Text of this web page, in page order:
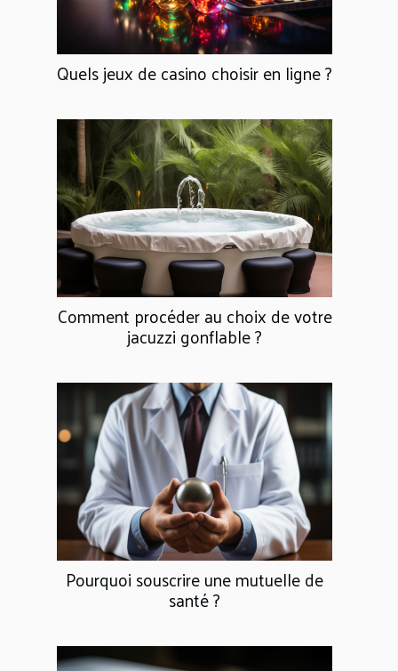
Quels jeux de casino choisir en ligne ?
Comment procéder au choix de votre
jacuzzi gonflable ?
Pourquoi souscrire une mutuelle de
santé ?